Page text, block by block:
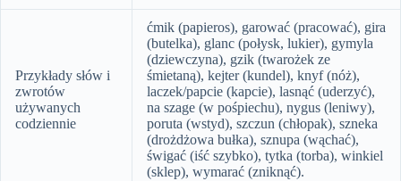
Przykłady słów i
zwrotów
używanych
codziennie
ćmik (papieros), garować (pracować), gira
(butelka), glanc (połysk, lukier), gymyla
(dziewczyna), gzik (twarożek ze
śmietaną), kejter (kundel), knyf (nóż),
laczek/papcie (kapcie), lasnąć (uderzyć),
na szage (w pośpiechu), nygus (leniwy),
poruta (wstyd), szczun (chłopak), szneka
(drożdżowa bułka), sznupa (wąchać),
świgać (iść szybko), tytka (torba), winkiel
(sklep), wymarać (zniknąć).